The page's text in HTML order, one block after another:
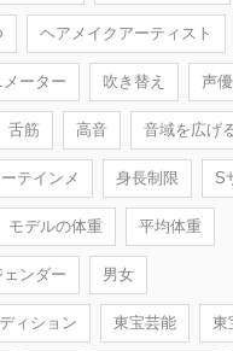
ヘアメイクアーティスト
メーター 吹き替え 声
舌筋 高音 音域を広げ
テインメ 身長制限 S
モデルの体重 平均体重
ェンダー 男女
ィション 東宝芸能 東